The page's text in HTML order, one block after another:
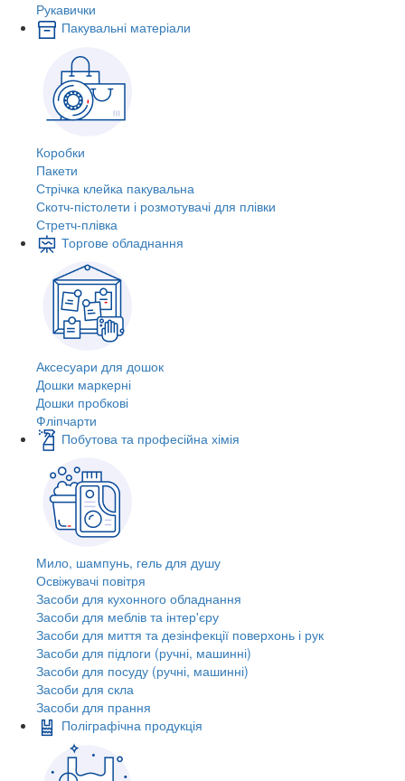
Рукавички
Пакувальні матеріали
Коробки
Пакети
Стрічка клейка пакувальна
Скотч-пістолети і розмотувачі для плівки
Стретч-плівка
Торгове обладнання
Аксесуари для дошок
Дошки маркерні
Дошки пробкові
Фліпчарти
Побутова та професійна хімія
Мило, шампунь, гель для душу
Освіжувачі повітря
Засоби для кухонного обладнання
Засоби для меблів та інтер'єру
Засоби для миття та дезінфекції поверхонь і рук
Засоби для підлоги (ручні, машинні)
Засоби для посуду (ручні, машинні)
Засоби для скла
Засоби для прання
Поліграфічна продукція